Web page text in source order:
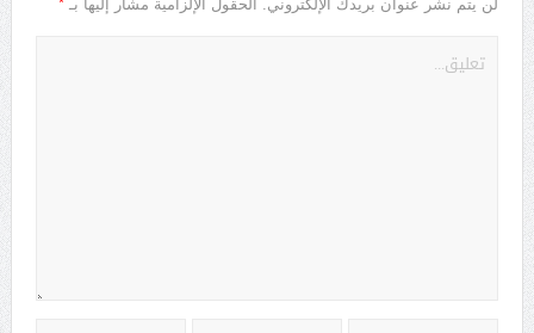
لن يتم نشر عنوان بريدك الإلكتروني. الحقول الإلزامية مشار إليها بـ